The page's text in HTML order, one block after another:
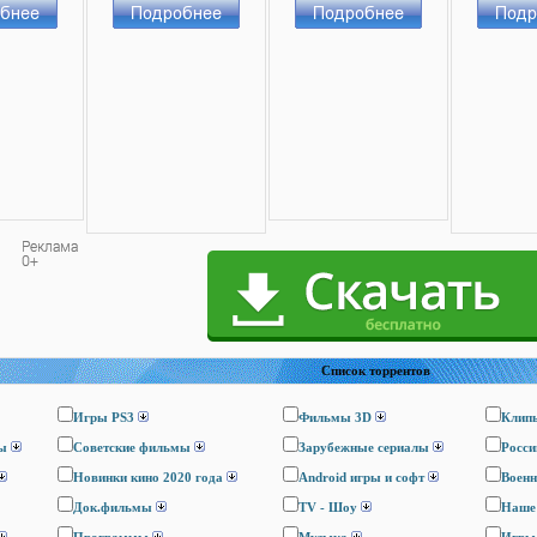
Список торрентов
Игры PS3 Фильмы 3D
Cоветские фильмы Зарубежные сериалы
Новинки кино 2020 года Android игры и софт
Док.фильмы TV - Шоу Наше